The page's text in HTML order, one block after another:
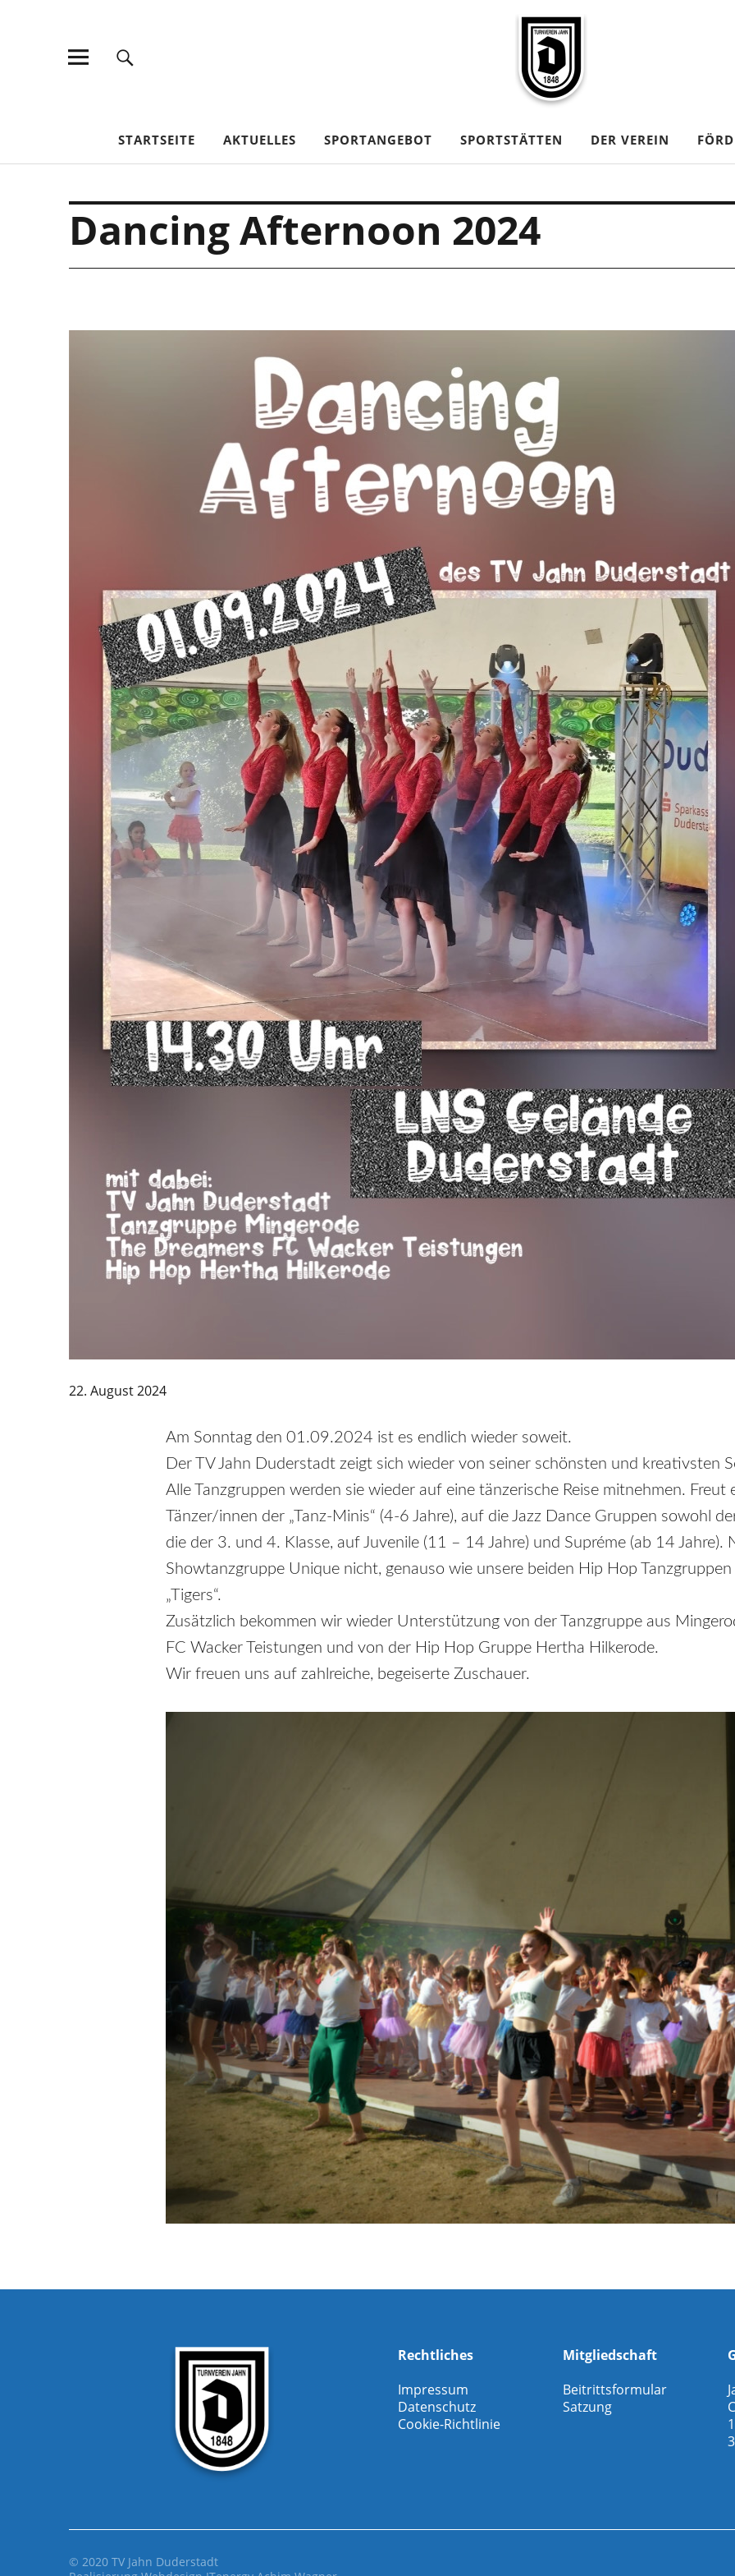
STARTSEITE AKTUELLES SPORTANGEBOT SPORTSTÄTTEN DER VEREIN
Dancing Afternoon 2024
22. August 2024
Am Sonntag den 01.09.2024 ist es endlich wieder soweit.
Der TV Jahn Duderstadt zeigt sich wieder von seiner schönsten und kreativsten
Alle Tanzgruppen werden sie wieder auf eine tänzerische Reise mitnehmen. Freut
Tänzer/innen der „Tanz-Minis“ (4-6 Jahre), auf die Jazz Dance Gruppen sowohl
die der 3. und 4. Klasse, auf Juvenile (11 – 14 Jahre) und Supréme (ab 14 Jahre).
Showtanzgruppe Unique nicht, genauso wie unsere beiden Hip Hop Tanzgruppen
„Tigers“.
Zusätzlich bekommen wir wieder Unterstützung von der Tanzgruppe aus
FC Wacker Teistungen und von der Hip Hop Gruppe Hertha Hilkerode.
Wir freuen uns auf zahlreiche, begeiserte Zuschauer.
Rechtliches
Impressum
Datenschutz
Cookie-Richtlinie
Mitgliedschaft
Beitrittsformular
Satzung
© 2020 TV Jahn Duderstadt